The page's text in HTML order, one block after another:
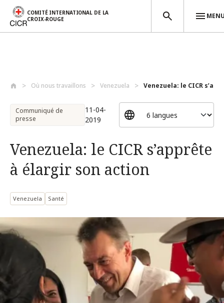
COMITÉ INTERNATIONAL DE LA
CROIX-ROUGE
Où nous travaillons Venezuela Venezuela: le CICR
Communiqué de
presse
11-04-
2019
Venezuela: le CICR s’apprête
à élargir son action
Venezuela Santé